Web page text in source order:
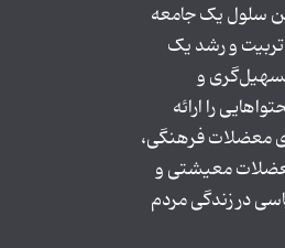
سلول یک جامعه
و رشد یک
تسهیل‌گری و
را ارائه
معضلات فرهنگی،
معیشتی و
در زندگی مردم